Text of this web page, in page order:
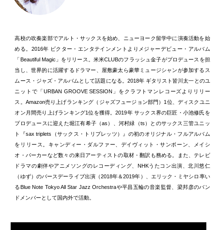
高校の吹奏楽部でアルト・サックスを始め、ニューヨーク留学中に演奏活動を始
める。2016年 ビクター・エンタテインメントよりメジャーデビュー・アルバム
「Beautiful Magic」をリリース。米米CLUBのフラッシュ金子がプロデュースを担
当し、世界的に活躍するドラマー、屋敷豪太ら豪華ミュージシャンが参加するス
ムース・ジャズ・アルバムとして話題になる。2018年 ギタリスト皆川太一とのユ
ニットで「URBAN GROOVE SESSION」をクラフトマンレコーズよりリリー
ス。Amazon売り上げランキング（ジャズフュージョン部門）1位、ディスクユニ
オン月間売り上げランキング1位を獲得。2019年 サックス界の巨匠・小池修氏を
プロデュースに迎えた堀江有希子（as）、河村緑（ts）とのサックス三管ユニッ
ト『sax triplets（サックス・トリプレッツ）』の初のオリジナル・フルアルバム
をリリース。キャンディー・ダルファー、デイヴィット・サンボーン、メイシ
オ・パーカーなど数々の来日アーティストの取材・翻訳も務める。また、テレビ
ドラマの劇伴やアニメソングのレコーディング、NHKうたコン出演、北川悠仁
（ゆず）のバースデーライブ出演（2018年＆2019年）、エリック・ミヤシロ率い
るBlue Note Tokyo All Star Jazz Orchestraや平昌五輪の音楽監督、梁邦彦のバン
ドメンバーとして国内外で活動。